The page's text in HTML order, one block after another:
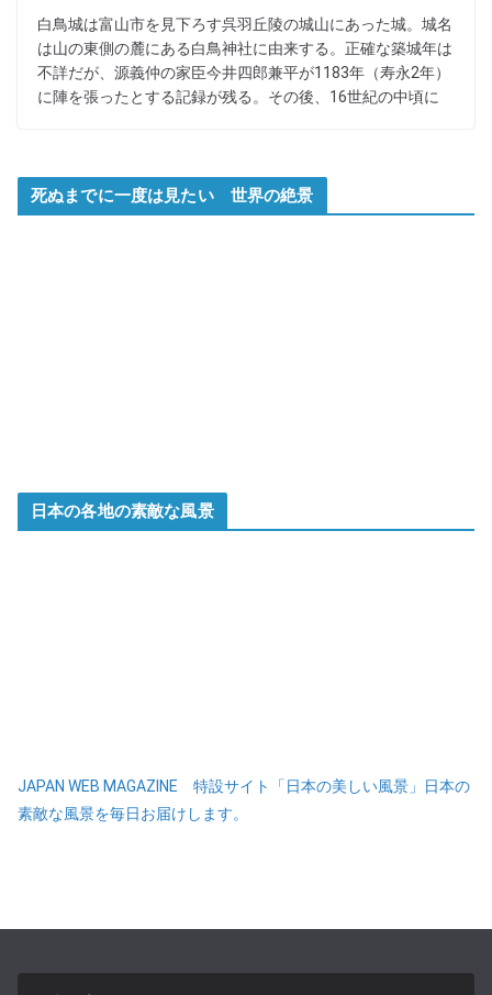
白鳥城は富山市を見下ろす呉羽丘陵の城山にあった城。城名
は山の東側の麓にある白鳥神社に由来する。正確な築城年は
不詳だが、源義仲の家臣今井四郎兼平が1183年（寿永2年）
に陣を張ったとする記録が残る。その後、16世紀の中頃に
死ぬまでに一度は見たい 世界の絶景
日本の各地の素敵な風景
JAPAN WEB MAGAZINE 特設サイト「日本の美しい風景」日本の
素敵な風景を毎日お届けします。